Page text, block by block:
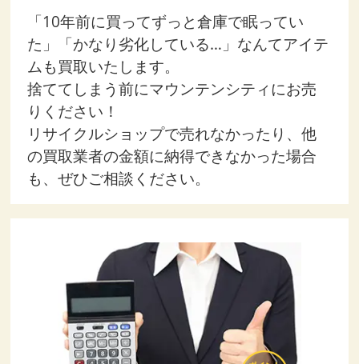
「10年前に買ってずっと倉庫で眠ってい
た」「かなり劣化している…」なんてアイテ
ムも買取いたします。
捨ててしまう前にマウンテンシティにお売
りください！
リサイクルショップで売れなかったり、他
の買取業者の金額に納得できなかった場合
も、ぜひご相談ください。